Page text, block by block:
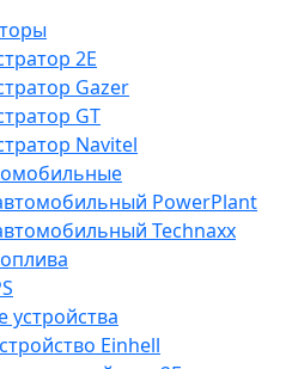
2E
Gazer
GT
Navitel
PowerPlant
Technaxx
устройства
Einhell